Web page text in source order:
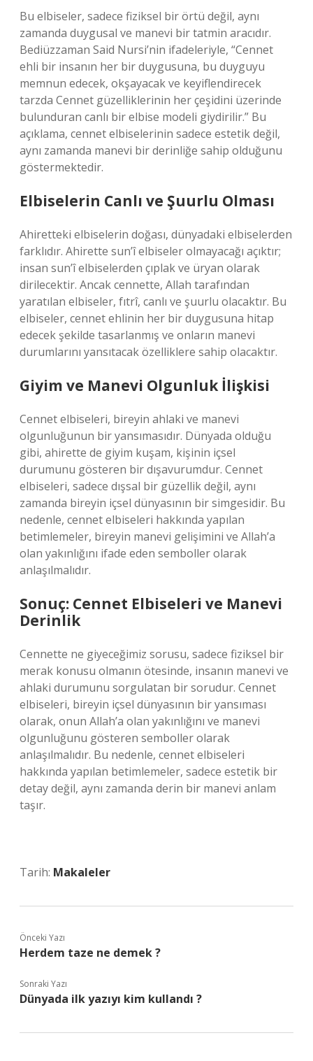
Bu elbiseler, sadece fiziksel bir örtü değil, aynı
zamanda duygusal ve manevi bir tatmin aracıdır.
Bediüzzaman Said Nursi’nin ifadeleriyle, “Cennet
ehli bir insanın her bir duygusuna, bu duyguyu
memnun edecek, okşayacak ve keyiflendirecek
tarzda Cennet güzelliklerinin her çeşidini üzerinde
bulunduran canlı bir elbise modeli giydirilir.” Bu
açıklama, cennet elbiselerinin sadece estetik değil,
aynı zamanda manevi bir derinliğe sahip olduğunu
göstermektedir.
Elbiselerin Canlı ve Şuurlu Olması
Ahiretteki elbiselerin doğası, dünyadaki elbiselerden
farklıdır. Ahirette sun’î elbiseler olmayacağı açıktır;
insan sun’î elbiselerden çıplak ve üryan olarak
dirilecektir. Ancak cennette, Allah tarafından
yaratılan elbiseler, fıtrî, canlı ve şuurlu olacaktır. Bu
elbiseler, cennet ehlinin her bir duygusuna hitap
edecek şekilde tasarlanmış ve onların manevi
durumlarını yansıtacak özelliklere sahip olacaktır.
Giyim ve Manevi Olgunluk İlişkisi
Cennet elbiseleri, bireyin ahlaki ve manevi
olgunluğunun bir yansımasıdır. Dünyada olduğu
gibi, ahirette de giyim kuşam, kişinin içsel
durumunu gösteren bir dışavurumdur. Cennet
elbiseleri, sadece dışsal bir güzellik değil, aynı
zamanda bireyin içsel dünyasının bir simgesidir. Bu
nedenle, cennet elbiseleri hakkında yapılan
betimlemeler, bireyin manevi gelişimini ve Allah’a
olan yakınlığını ifade eden semboller olarak
anlaşılmalıdır.
Sonuç: Cennet Elbiseleri ve Manevi
Derinlik
Cennette ne giyeceğimiz sorusu, sadece fiziksel bir
merak konusu olmanın ötesinde, insanın manevi ve
ahlaki durumunu sorgulatan bir sorudur. Cennet
elbiseleri, bireyin içsel dünyasının bir yansıması
olarak, onun Allah’a olan yakınlığını ve manevi
olgunluğunu gösteren semboller olarak
anlaşılmalıdır. Bu nedenle, cennet elbiseleri
hakkında yapılan betimlemeler, sadece estetik bir
detay değil, aynı zamanda derin bir manevi anlam
taşır.
Tarih: Makaleler
Önceki Yazı
Herdem taze ne demek ?
Sonraki Yazı
Dünyada ilk yazıyı kim kullandı ?